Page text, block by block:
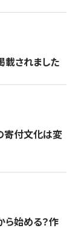
載されました
寄付文化は変
ら始める？作